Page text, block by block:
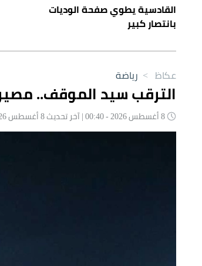
القادسية يطوي صفحة الوديات
بانتصار كبير
عكاظ > رياضة
الترقب سيد الموقف..